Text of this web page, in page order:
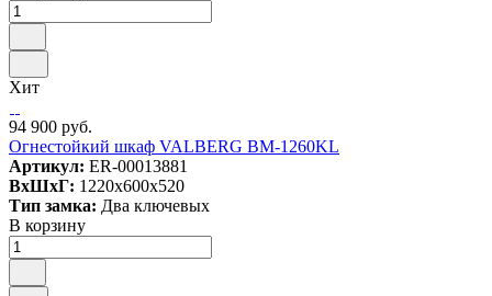
Хит
94 900 руб.
Огнестойкий шкаф VALBERG BM-1260KL
Артикул: ER-00013881
ВxШxГ: 1220x600x520
Тип замка: Два ключевых
В корзину